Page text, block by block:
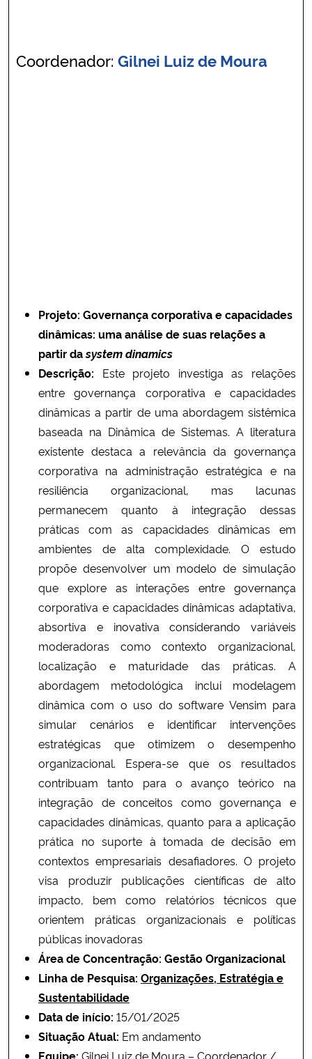
Coordenador: Gilnei Luiz de Moura
Projeto: Governança corporativa e capacidades
dinâmicas: uma análise de suas relações a
partir dasystemdinamics
Descrição: Este projeto investiga as relações
entre governança corporativa e capacidades
dinâmicas a partir de uma abordagem sistêmica
baseada na Dinâmica de Sistemas. A literatura
existente destaca a relevância da governança
corporativa na administração estratégica e na
resiliência organizacional, mas lacunas
permanecem quanto à integração dessas
práticas com as capacidades dinâmicas em
ambientes de alta complexidade. O estudo
propõe desenvolver um modelo de simulação
que explore as interações entre governança
corporativa e capacidades dinâmicas adaptativa,
absortiva e inovativa considerando variáveis
moderadoras como contexto organizacional,
localização e maturidade das práticas. A
abordagem metodológica inclui modelagem
dinâmica com o uso do software Vensim para
simular cenários e identificar intervenções
estratégicas que otimizem o desempenho
organizacional. Espera-se que os resultados
contribuam tanto para o avanço teórico na
integração de conceitos como governança e
capacidades dinâmicas, quanto para a aplicação
prática no suporte à tomada de decisão em
contextos empresariais desafiadores. O projeto
visa produzir publicações científicas de alto
impacto, bem como relatórios técnicos que
orientem práticas organizacionais e políticas
públicas inovadoras
Área de Concentração: Gestão Organizacional
Linha de Pesquisa: Organizações, Estratégia e
Sustentabilidade
Data de início: 15/01/2025
Situação Atual: Em andamento
Equipe: Gilnei Luiz de Moura – Coordenador /